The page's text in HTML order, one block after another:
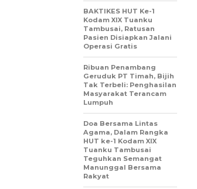
BAKTIKES HUT Ke-1
Kodam XIX Tuanku
Tambusai, Ratusan
Pasien Disiapkan Jalani
Operasi Gratis
Ribuan Penambang
Geruduk PT Timah, Bijih
Tak Terbeli: Penghasilan
Masyarakat Terancam
Lumpuh
Doa Bersama Lintas
Agama, Dalam Rangka
HUT ke-1 Kodam XIX
Tuanku Tambusai
Teguhkan Semangat
Manunggal Bersama
Rakyat